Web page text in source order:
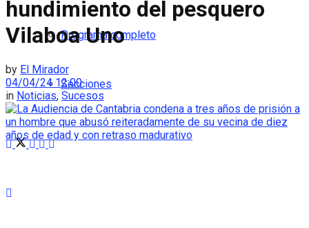
Programa completo
Secciones
hundimiento del pesquero
Vilaboa Uno
by El Mirador
04/04/24 12:00
in Noticias, Sucesos